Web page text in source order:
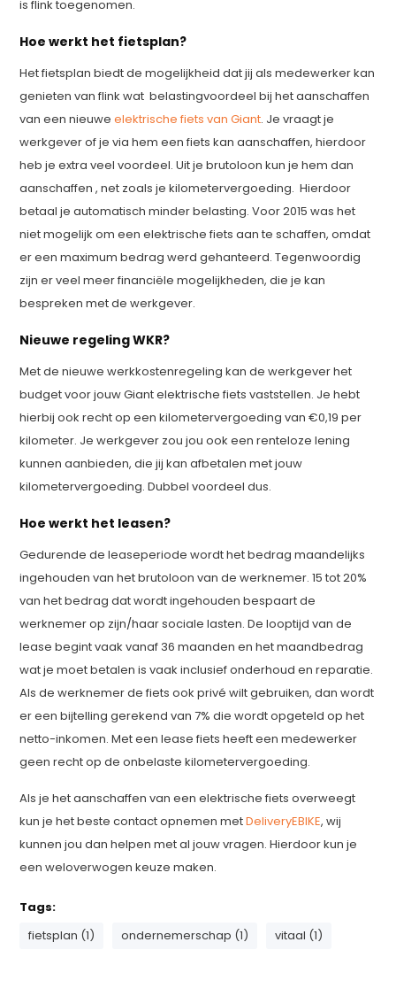
is flink toegenomen.
Hoe werkt het fietsplan?
Het fietsplan biedt de mogelijkheid dat jij als medewerker kan
genieten van flink wat belastingvoordeel bij het aanschaffen
van een nieuweelektrische fiets van Giant. Je vraagt je
werkgever of je via hem een fiets kan aanschaffen, hierdoor
heb je extra veel voordeel. Uit je brutoloon kun je hem dan
aanschaffen , net zoals je kilometervergoeding. Hierdoor
betaal je automatisch minder belasting. Voor 2015 was het
niet mogelijk om een elektrische fiets aan te schaffen, omdat
er een maximum bedrag werd gehanteerd. Tegenwoordig
zijn er veel meer financiële mogelijkheden, die je kan
bespreken met de werkgever.
Nieuwe regeling WKR?
Met de nieuwe werkkostenregeling kan de werkgever het
budget voor jouw Giant elektrische fiets vaststellen. Je hebt
hierbij ook recht op een kilometervergoeding van €0,19 per
kilometer. Je werkgever zou jou ook een renteloze lening
kunnen aanbieden, die jij kan afbetalen met jouw
kilometervergoeding. Dubbel voordeel dus.
Hoe werkt het leasen?
Gedurende de leaseperiode wordt het bedrag maandelijks
ingehouden van het brutoloon van de werknemer. 15 tot 20%
van het bedrag dat wordt ingehouden bespaart de
werknemer op zijn/haar sociale lasten. De looptijd van de
lease begint vaak vanaf 36 maanden en het maandbedrag
wat je moet betalen is vaak inclusief onderhoud en reparatie.
Als de werknemer de fiets ook privé wilt gebruiken, dan wordt
er een bijtelling gerekend van 7% die wordt opgeteld op het
netto-inkomen. Met een lease fiets heeft een medewerker
geen recht op de onbelaste kilometervergoeding.
Als je het aanschaffen van een elektrische fiets overweegt
kun je het beste contact opnemen metDeliveryEBIKE, wij
kunnen jou dan helpen met al jouw vragen. Hierdoor kun je
een weloverwogen keuze maken.
Tags:
fietsplan (1)
ondernemerschap (1) vitaal (1)